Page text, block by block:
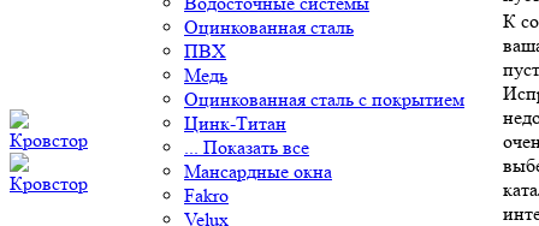
Оцинкованная сталь
ПВХ
Медь
Оцинкованная сталь с покрытием
Цинк-Титан
... Показать все
Мансардные окна
Fakro
Velux
К